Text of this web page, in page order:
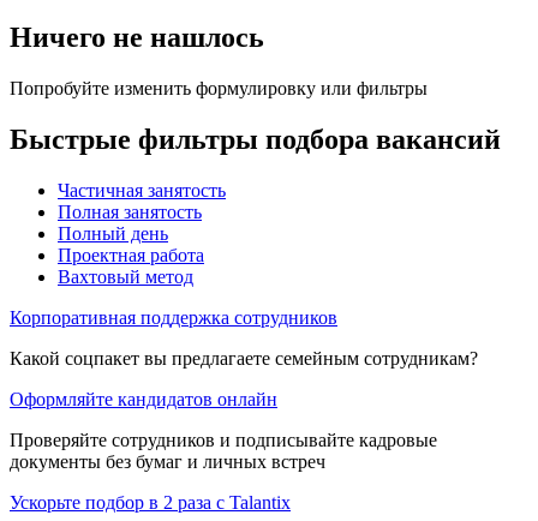
Ничего не нашлось
Попробуйте изменить формулировку или фильтры
Быстрые фильтры подбора вакансий
Частичная занятость
Полная занятость
Полный день
Проектная работа
Вахтовый метод
Корпоративная поддержка сотрудников
Какой соцпакет вы предлагаете семейным сотрудникам?
Оформляйте кандидатов онлайн
Проверяйте сотрудников и подписывайте кадровые
документы без бумаг и личных встреч
Ускорьте подбор в 2 раза с Talantix